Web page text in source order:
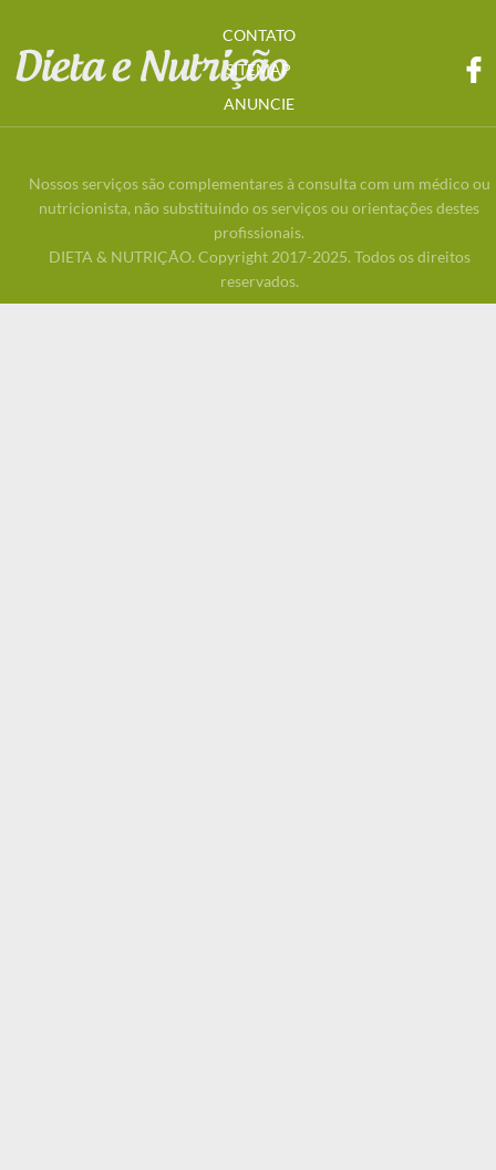
CONTATO
SITEMAP
ANUNCIE
Nossos serviços são complementares à consulta com um médico ou
nutricionista, não substituindo os serviços ou orientações destes
profissionais.
DIETA & NUTRIÇÃO. Copyright 2017-2025. Todos os direitos
reservados.